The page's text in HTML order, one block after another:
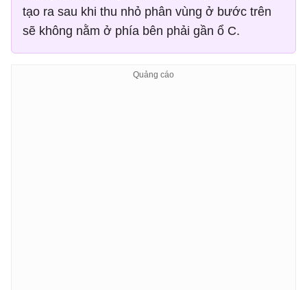
tạo ra sau khi thu nhỏ phân vùng ở bước trên
sẽ không nằm ở phía bên phải gần ổ C.